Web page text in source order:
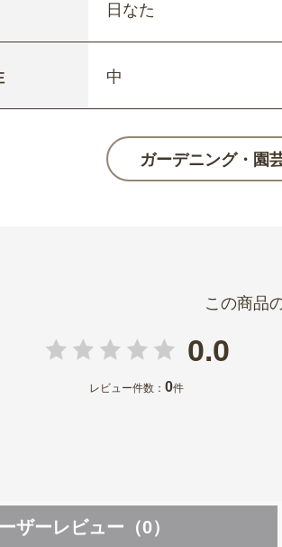
日なた
中
ガーデニング・園
0.0
レビュー件数： 0件
ザーレビュー （0）